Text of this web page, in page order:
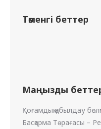
Төменгі беттер
Маңызды
Қоғамдық қабылдау
Басқарма Төрағасы –